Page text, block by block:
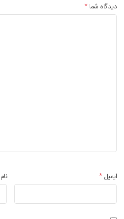
دیدگاه شما*
ایمیل*